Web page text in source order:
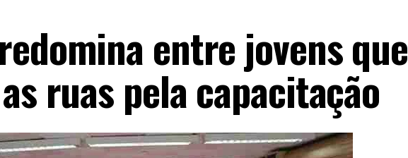
entre jovens que
ruas pela capacitação